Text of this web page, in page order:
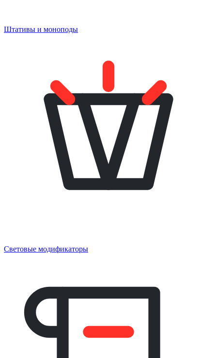
Штативы и моноподы
Световые модификаторы